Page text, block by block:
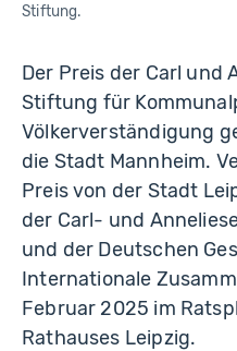
Stiftung.
Der Preis der Carl und
Stiftung für
Völkerverständigung
die Stadt Mannheim.
Preis von der Stadt
der Carl- und
und der Deutschen
Internationale
Februar 2025 im
Rathauses Leipzig.